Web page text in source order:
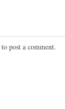
to post a comment.